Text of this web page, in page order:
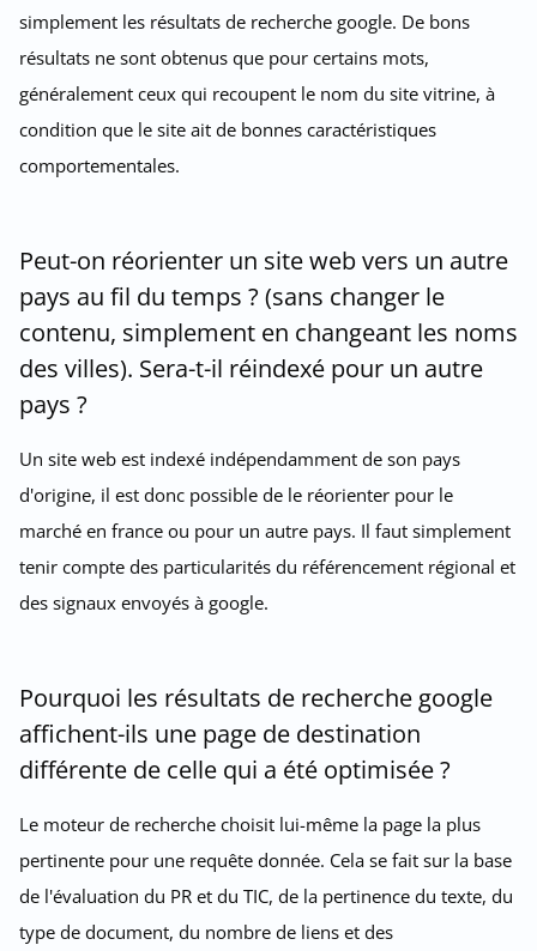
simplement les résultats de recherche google. De bons
résultats ne sont obtenus que pour certains mots,
généralement ceux qui recoupent le nom du site vitrine, à
condition que le site ait de bonnes caractéristiques
comportementales.
Peut-on réorienter un site web vers un autre
pays au fil du temps ? (sans changer le
contenu, simplement en changeant les noms
des villes). Sera-t-il réindexé pour un autre
pays ?
Un site web est indexé indépendamment de son pays
d'origine, il est donc possible de le réorienter pour le
marché en france ou pour un autre pays. Il faut simplement
tenir compte des particularités du référencement régional et
des signaux envoyés à google.
Pourquoi les résultats de recherche google
affichent-ils une page de destination
différente de celle qui a été optimisée ?
Le moteur de recherche choisit lui-même la page la plus
pertinente pour une requête donnée. Cela se fait sur la base
de l'évaluation du PR et du TIC, de la pertinence du texte, du
type de document, du nombre de liens et des